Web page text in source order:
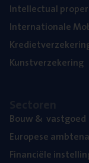
Intel­lec­tu­al
Inter­na­ti­o­na­le
Kunst­ver­ze­ke­ring
Bouw& vastgoed
Euro­pe­se
Finan­ci­ë­le